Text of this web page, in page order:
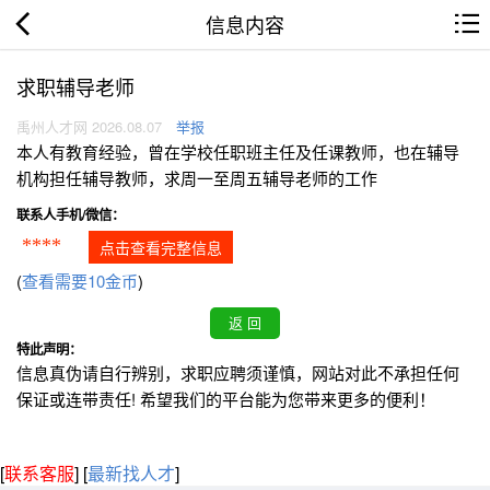
信息内容
求职辅导老师
禹州人才网 2026.08.07 举报
本人有教育经验，曾在学校任职班主任及任课教师，也在辅导
机构担任辅导教师，求周一至周五辅导老师的工作
联系人手机/微信：
**** 点击查看完整信息
(查看需要10金币)
特此声明：
信息真伪请自行辨别，求职应聘须谨慎，网站对此不承担任何
保证或连带责任! 希望我们的平台能为您带来更多的便利！
[联系客服] [最新找人才]